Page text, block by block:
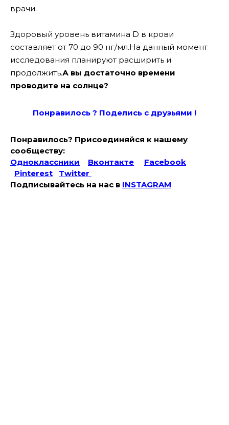
врачи.
Здоровый уровень витамина D в крови
составляет от 70 до 90 нг/мл.На данный момент
исследования планируют расширить и
продолжить.А вы достаточно времени
проводите на солнце?
Понравилось ? Поделись с друзьями !
Понравилось? Присоединяйся к нашему
сообществу:
Одноклассники
Вконтакте
Facebook
Pinterest
Twitter
Подписывайтесь на наc в INSTAGRAM